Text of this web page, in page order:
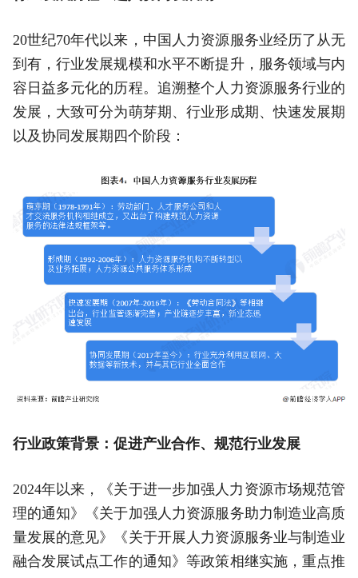
20世纪70年代以来，中国人力资源服务业经历了从无
到有，行业发展规模和水平不断提升，服务领域与内
容日益多元化的历程。追溯整个人力资源服务行业的
发展，大致可分为萌芽期、行业形成期、快速发展期
以及协同发展期四个阶段：
行业政策背景：促进产业合作、规范行业发展
2024年以来，《关于进一步加强人力资源市场规范管
理的通知》《关于加强人力资源服务助力制造业高质
量发展的意见》《关于开展人力资源服务业与制造业
融合发展试点工作的通知》等政策相继实施，重点推